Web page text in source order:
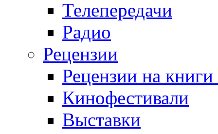
Телепередачи
Радио
Рецензии
Рецензии на
Кинофестивали
Выставки